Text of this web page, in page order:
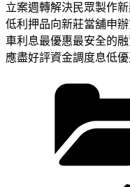
立案週轉解決民眾製作
低利押品向新莊當舖申
車利息最優惠最安全的
應盡好評資金調度息低優